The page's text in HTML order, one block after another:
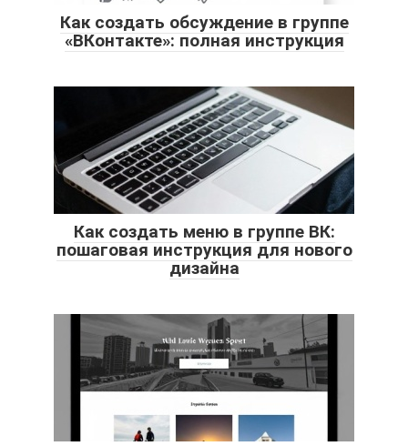
Как создать обсуждение в группе
«ВКонтакте»: полная инструкция
Как создать меню в группе ВК:
пошаговая инструкция для нового
дизайна